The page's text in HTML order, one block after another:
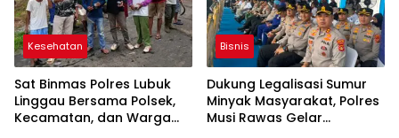
Kesehatan
Sat Binmas Polres Lubuk
Linggau Bersama Polsek,
Kecamatan, dan Warga
Bisnis
Dukung Legalisasi Sumur
Minyak Masyarakat, Polres
Musi Rawas Gelar